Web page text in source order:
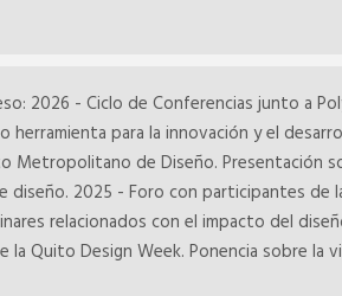
2026 - Ciclo de Conferencias junto a
herramienta para la innovación y el
Metropolitano de Diseño. Presentación
diseño. 2025 - Foro con participantes
relacionados con el impacto del
Quito Design Week. Ponencia sobre